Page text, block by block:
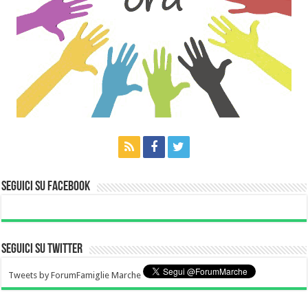
Seguici su Facebook
Seguici su Twitter
Tweets by ForumFamiglie Marche